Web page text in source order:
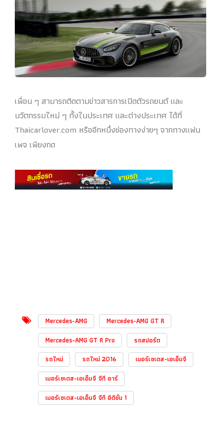
เพื่อน ๆ สามารถติดตามข่าวสารการเปิดตัวรถยนต์ และ
นวัตกรรมใหม่ ๆ ทั้งในประเทศ และต่างประเทศ ได้ที่
Thaicarlover.com หรืออีกหนึ่งช่องทางง่ายๆ จากทางแฟน
เพจ เพียงกด
Mercedes-AMG
Mercedes-AMG GT R
Mercedes-AMG GT R Pro
รถสปอร์ต
รถใหม่
รถใหม่ 2016
เมอร์เซเดส-เอเอ็มจี
เมอร์เซเดส-เอเอ็มจี จีที อาร์
เมอร์เซเดส-เอเอ็มจี จีที อิดิชั่น 1